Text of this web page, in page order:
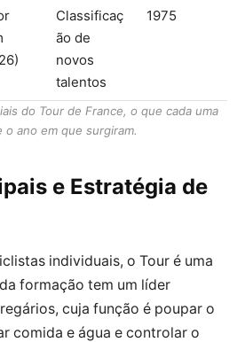
Classificaç
ão de
novos
talentos
1975
do Tour de France, o que cada uma
o ano em que surgiram.
e Estratégia de
individuais, o Tour é uma
formação tem um líder
cuja função é poupar o
comida e água e controlar o